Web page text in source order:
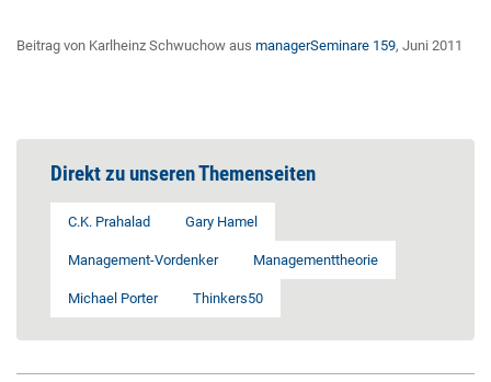
Beitrag von Karlheinz Schwuchow aus managerSeminare 159, Juni 2011
Direkt zu unseren Themenseiten
C.K. Prahalad Gary Hamel
Management-Vordenker Managementtheorie
Michael Porter Thinkers50